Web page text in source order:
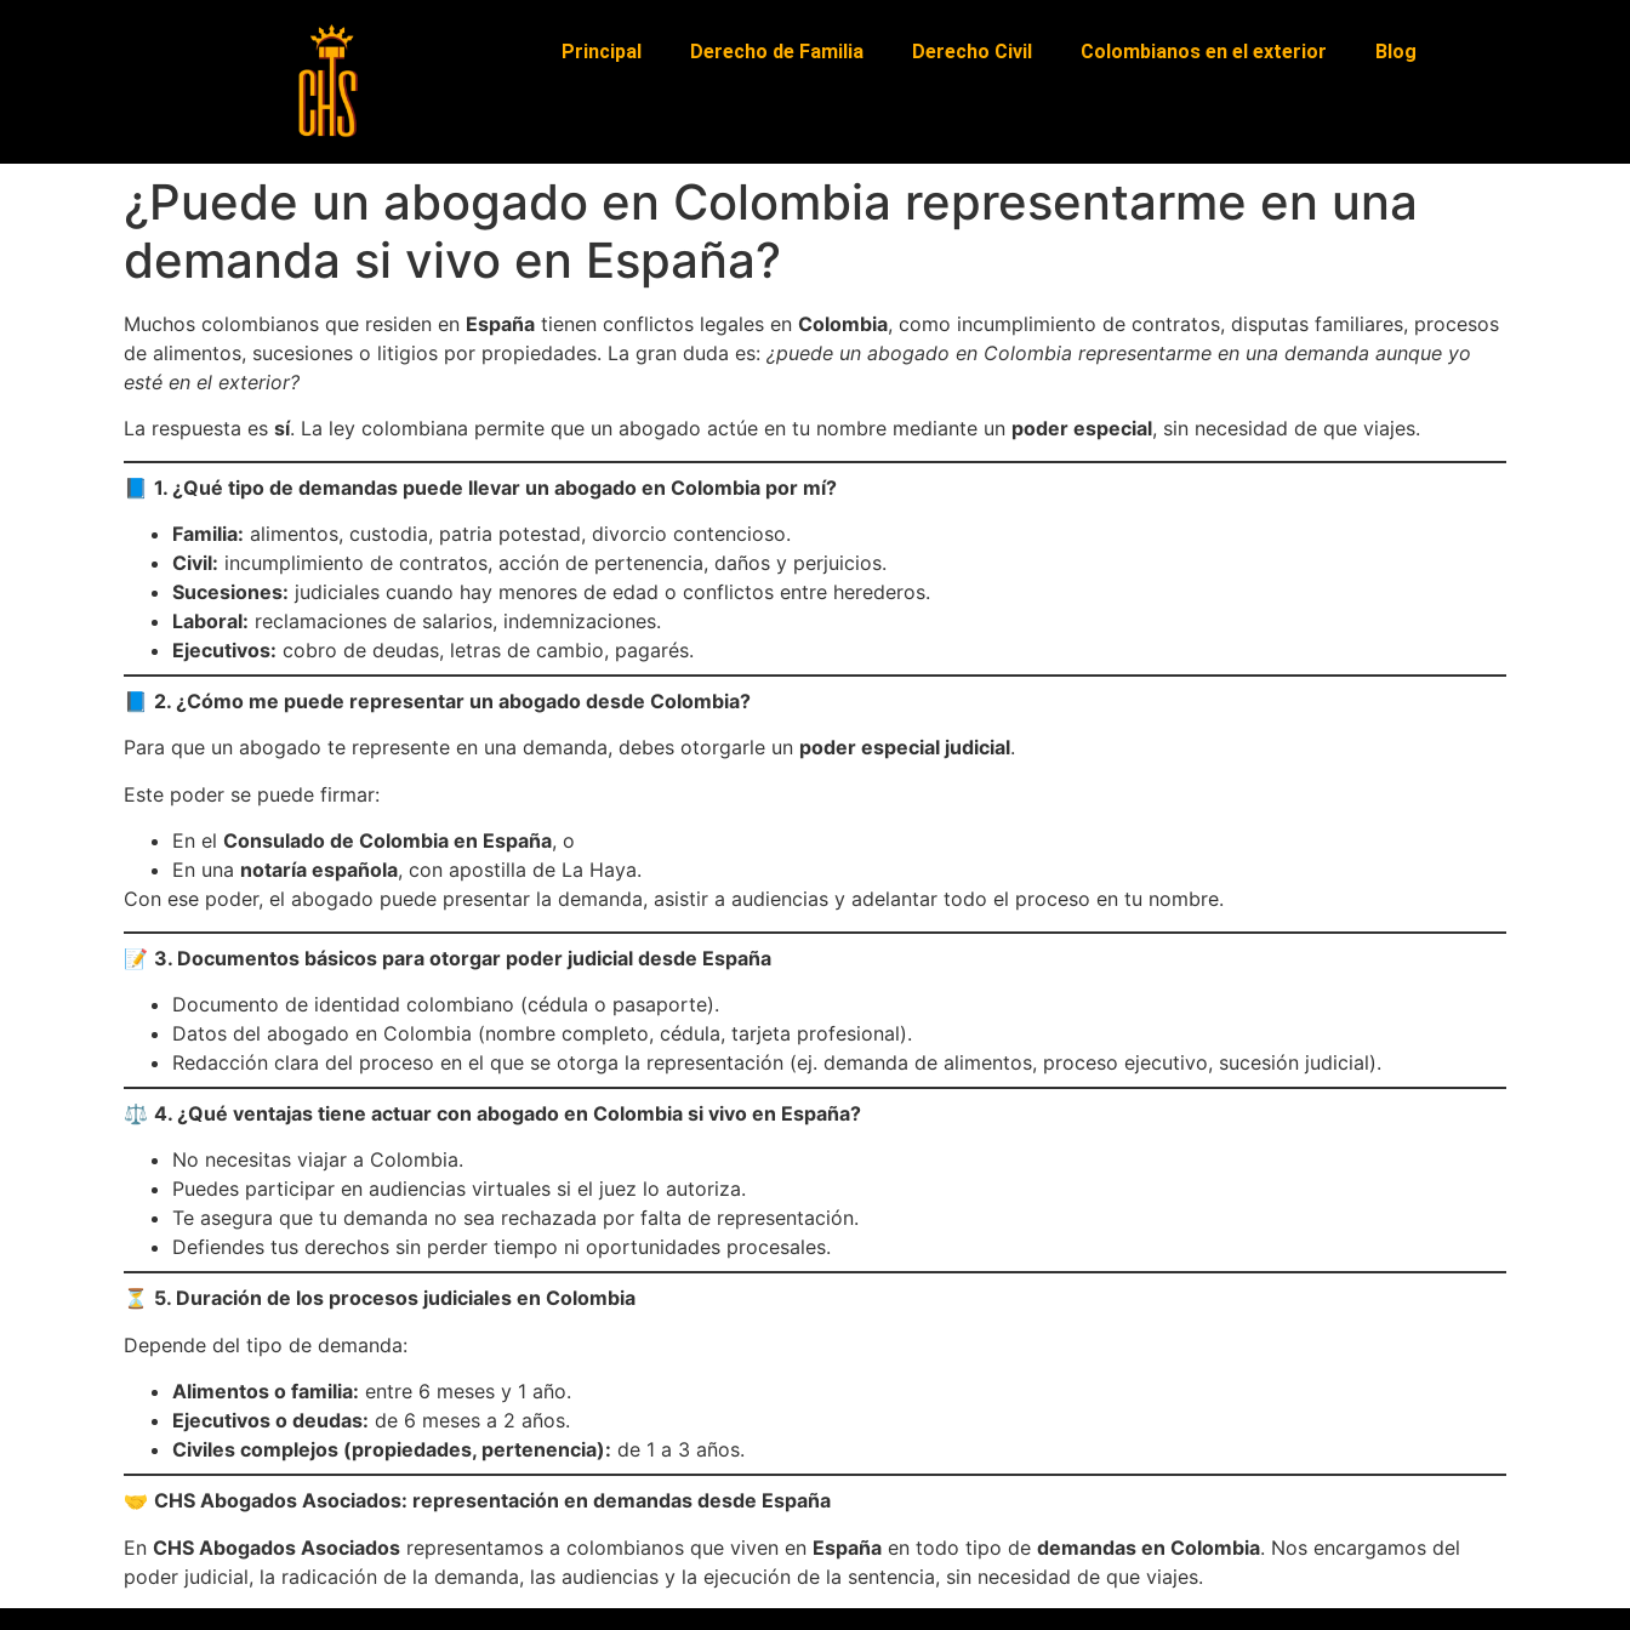
Principal Derecho de Familia Derecho Civil Colombianos en el exterior Blog
¿Puede un abogado en Colombia representarme en una
demanda si vivo en España?
Muchos colombianos que residen en España tienen conflictos legales en Colombia, como incumplimiento de contratos, disputas familiares, procesos
de alimentos, sucesiones o litigios por propiedades. La gran duda es: ¿puede un abogado en Colombia representarme en una demanda aunque yo
esté en el exterior?
La respuesta es sí. La ley colombiana permite que un abogado actúe en tu nombre mediante un poder especial, sin necesidad de que viajes.
📘 1. ¿Qué tipo de demandas puede llevar un abogado en Colombia por mí?
Familia: alimentos, custodia, patria potestad, divorcio contencioso.
Civil: incumplimiento de contratos, acción de pertenencia, daños y perjuicios.
Sucesiones: judiciales cuando hay menores de edad o conflictos entre herederos.
Laboral: reclamaciones de salarios, indemnizaciones.
Ejecutivos: cobro de deudas, letras de cambio, pagarés.
📘 2. ¿Cómo me puede representar un abogado desde Colombia?
Para que un abogado te represente en una demanda, debes otorgarle un poder especial judicial.
Este poder se puede firmar:
En el Consulado de Colombia en España, o
En una notaría española, con apostilla de La Haya.
Con ese poder, el abogado puede presentar la demanda, asistir a audiencias y adelantar todo el proceso en tu nombre.
📝 3. Documentos básicos para otorgar poder judicial desde España
Documento de identidad colombiano (cédula o pasaporte).
Datos del abogado en Colombia (nombre completo, cédula, tarjeta profesional).
Redacción clara del proceso en el que se otorga la representación (ej. demanda de alimentos, proceso ejecutivo, sucesión judicial).
⚖️ 4. ¿Qué ventajas tiene actuar con abogado en Colombia si vivo en España?
No necesitas viajar a Colombia.
Puedes participar en audiencias virtuales si el juez lo autoriza.
Te asegura que tu demanda no sea rechazada por falta de representación.
Defiendes tus derechos sin perder tiempo ni oportunidades procesales.
⏳ 5. Duración de los procesos judiciales en Colombia
Depende del tipo de demanda:
Alimentos o familia: entre 6 meses y 1 año.
Ejecutivos o deudas: de 6 meses a 2 años.
Civiles complejos (propiedades, pertenencia): de 1 a 3 años.
🤝 CHS Abogados Asociados: representación en demandas desde España
En CHS Abogados Asociados representamos a colombianos que viven en España en todo tipo de demandas en Colombia. Nos encargamos del
poder judicial, la radicación de la demanda, las audiencias y la ejecución de la sentencia, sin necesidad de que viajes.